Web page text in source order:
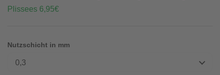
Plissees 6,95€
Nutzschicht in mm
0,3